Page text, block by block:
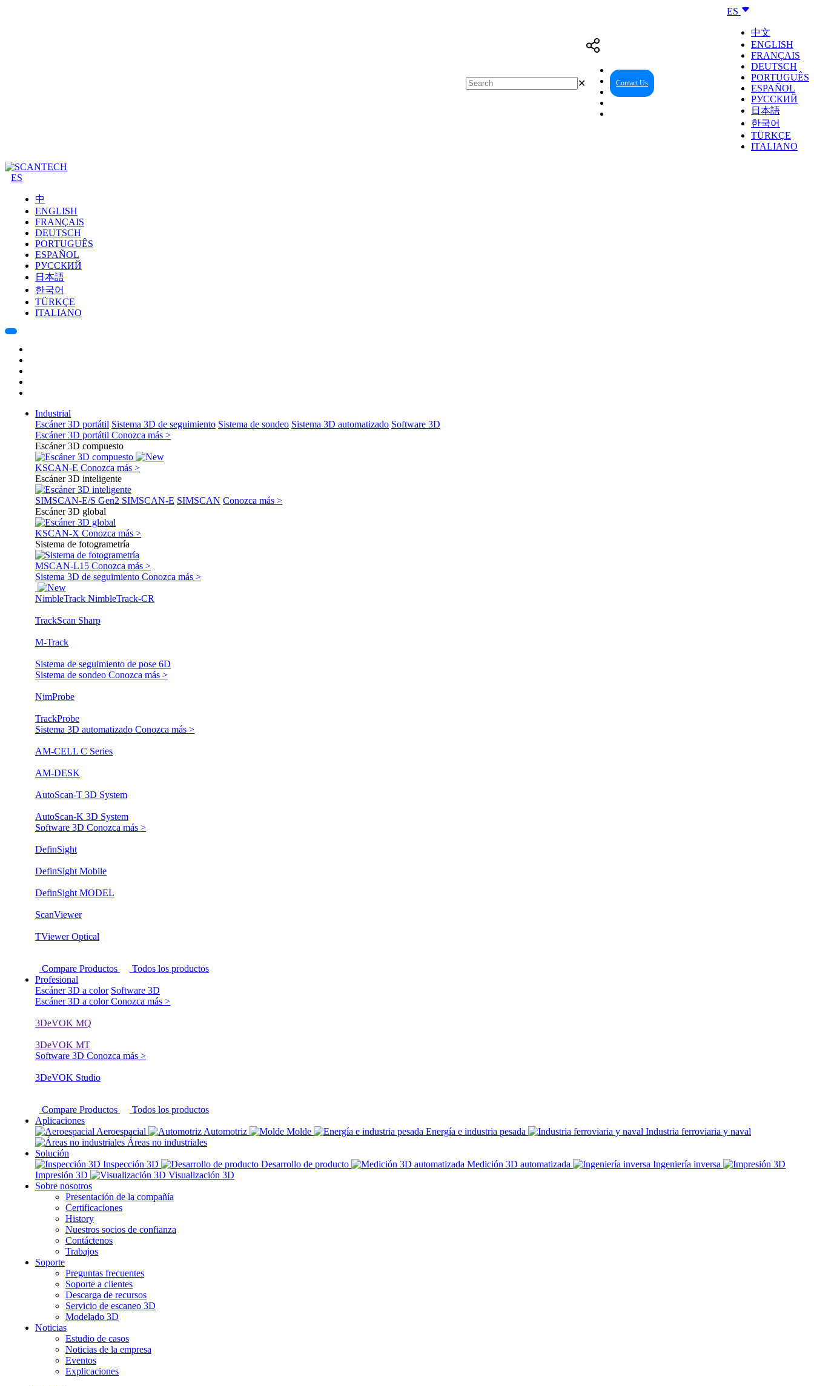
ES
中文
ENGLISH
FRANÇAIS
DEUTSCH
PORTUGUÊS
ESPAÑOL
РУССКИЙ
日本語
한국어
TÜRKÇE
ITALIANO
Contact Us
✕
ES
中
ENGLISH
FRANÇAIS
DEUTSCH
PORTUGUÊS
ESPAÑOL
РУССКИЙ
日本語
한국어
TÜRKÇE
ITALIANO
Industrial
Escáner 3D portátil Sistema 3D de seguimiento Sistema de sondeo Sistema 3D automatizado Software 3D
Escáner 3D portátil Conozca más >
Escáner 3D compuesto
KSCAN-E Conozca más >
Escáner 3D inteligente
SIMSCAN-E/S Gen2 SIMSCAN-E SIMSCAN Conozca más >
Escáner 3D global
KSCAN-X Conozca más >
Sistema de fotogrametría
MSCAN-L15 Conozca más >
Sistema 3D de seguimiento Conozca más >
NimbleTrack NimbleTrack-CR
TrackScan Sharp
M-Track
Sistema de seguimiento de pose 6D
Sistema de sondeo Conozca más >
NimProbe
TrackProbe
Sistema 3D automatizado Conozca más >
AM-CELL C Series
AM-DESK
AutoScan-T 3D System
AutoScan-K 3D System
Software 3D Conozca más >
DefinSight
DefinSight Mobile
DefinSight MODEL
ScanViewer
TViewer Optical
Compare Productos
Todos los productos
Profesional
Escáner 3D a color Software 3D
Escáner 3D a colorConozca más >
3DeVOK MQ
3DeVOK MT
Software 3D Conozca más >
3DeVOK Studio
Compare Productos
Todos los productos
Aplicaciones
Aeroespacial
Automotriz Molde Energía e industria pesada
Industria ferroviaria y naval
Áreas no industriales
Solución
Inspección 3D
Desarrollo de producto Medición 3D automatizada
Ingeniería inversa
Impresión 3D
Visualización 3D
Sobre nosotros
Presentación de la compañía
Certificaciones
History
Nuestros socios de confianza
Contáctenos
Trabajos
Soporte
Preguntas frecuentes
Soporte a clientes
Descarga de recursos
Servicio de escaneo 3D
Modelado 3D
Noticias
Estudio de casos
Noticias de la empresa
Eventos
Explicaciones